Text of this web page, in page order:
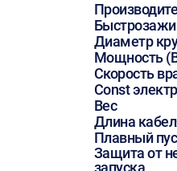
Диаметр
Мощность
Скорость
Const
Вес
Длина
Плавный
Защита от
запуска